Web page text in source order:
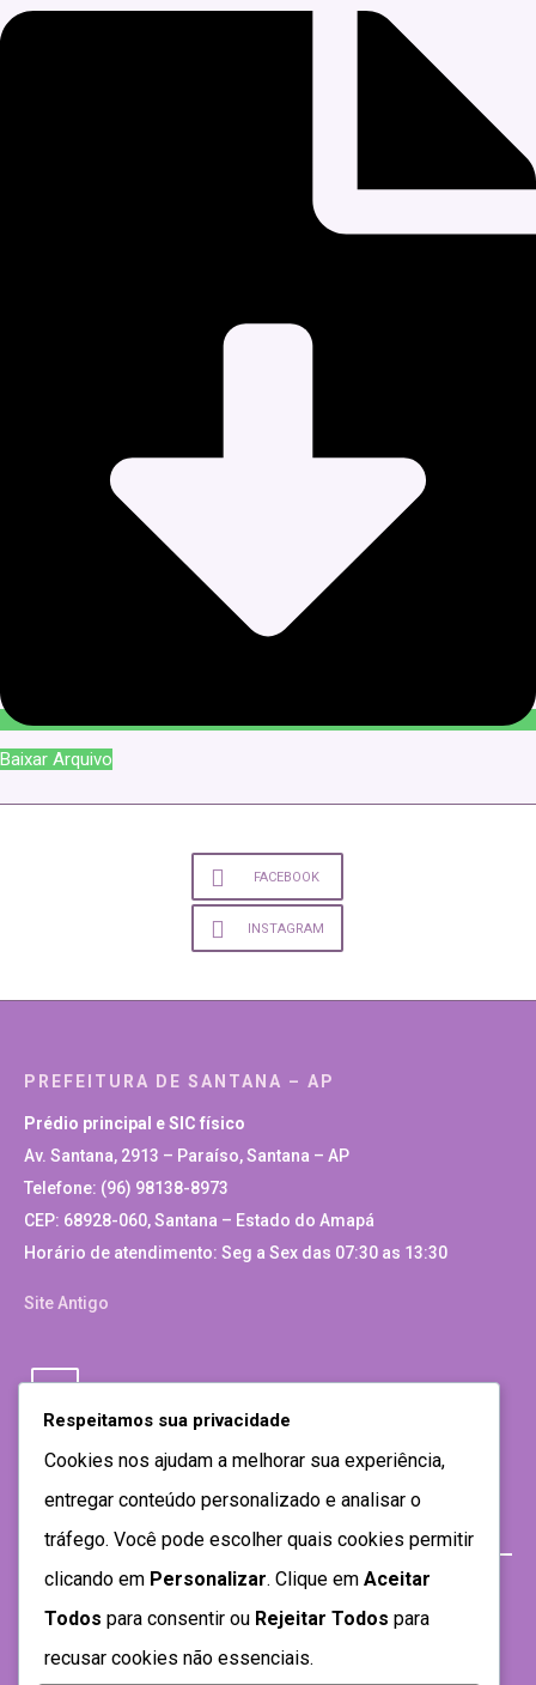
Baixar Arquivo
FACEBOOK
INSTAGRAM
PREFEITURA DE SANTANA – AP
Prédio principal e SIC físico
Av. Santana, 2913 – Paraíso, Santana – AP
Telefone: (96) 98138-8973
CEP: 68928-060, Santana – Estado do Amapá
Horário de atendimento: Seg a Sex das 07:30 as 13:30
Site Antigo
Respeitamos sua privacidade
Cookies nos ajudam a melhorar sua experiência,
entregar conteúdo personalizado e analisar o
tráfego. Você pode escolher quais cookies permitir
clicando em Personalizar. Clique em Aceitar
Todos para consentir ou Rejeitar Todos para
recusar cookies não essenciais.